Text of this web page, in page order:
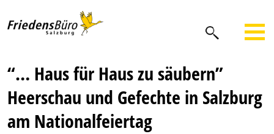
“… Haus für Haus zu säubern”
Heerschau und Gefechte in Salzburg
am Nationalfeiertag